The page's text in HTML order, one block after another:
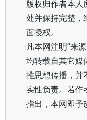
版权归作者本人
处并保持完整，
面授权。
凡本网注明“来
均转载自其它媒
推思想传播，并
实性负责。若作
指出，本网即予